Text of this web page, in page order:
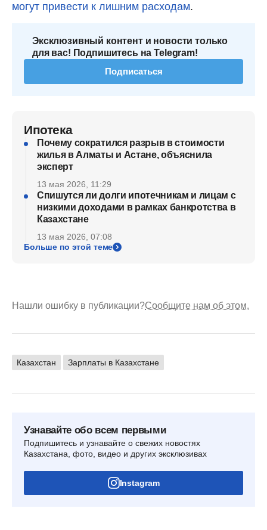
могут привести к лишним расходам.
Эксклюзивный контент и новости только
для вас! Подпишитесь на Telegram!
Подписаться
Ипотека
Почему сократился разрыв в стоимости
жилья в Алматы и Астане, объяснила
эксперт
13 мая 2026, 11:29
Спишутся ли долги ипотечникам и лицам с
низкими доходами в рамках банкротства в
Казахстане
13 мая 2026, 07:08
Больше по этой теме
Нашли ошибку в публикации?Сообщите нам об этом.
Казахстан Зарплаты в Казахстане
Узнавайте обо всем первыми
Подпишитесь и узнавайте о свежих новостях
Казахстана, фото, видео и других эксклюзивах
Instagram